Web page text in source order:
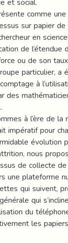
comme
sur papier
en
de l’étendue
ou de son
particulier, a
à
des
à l’ère de
impératif pour
évolution
nous
de collecte
une plateforme
qui suivent,
qui
du
les